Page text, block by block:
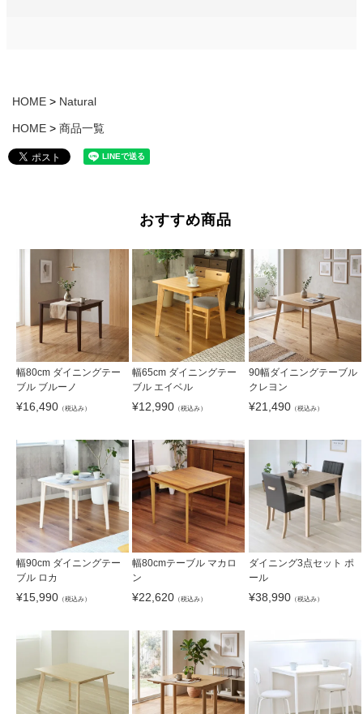
HOME Natural
HOME 商品一覧
おすすめ商品
幅80cm ダイニングテー
ブル ブルーノ
¥16,490 （税込み）
幅65cm ダイニングテー
ブル エイベル
¥12,990 （税込み）
90幅ダイニングテーブル
クレヨン
¥21,490（税込み）
幅90cm ダイニングテー
ブル ロカ
¥15,990 （税込み）
幅80cmテーブル マカロ
ン
¥22,620 （税込み）
ダイニング3点セット ポ
ール
¥38,990（税込み）